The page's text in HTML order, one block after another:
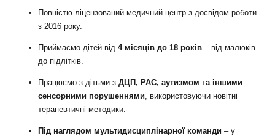
Повністю ліцензований медичний центр з досвідом роботи
з 2016 року.
Приймаємо дітей від4 місяців до 18 років – від малюків
до підлітків.
Працюємо з дітьми зДЦП, РАС, аутизмом та іншими
сенсорними порушеннями , використовуючи новітні
терапевтичні методики.
Під наглядом мультидисциплінарної команди – у